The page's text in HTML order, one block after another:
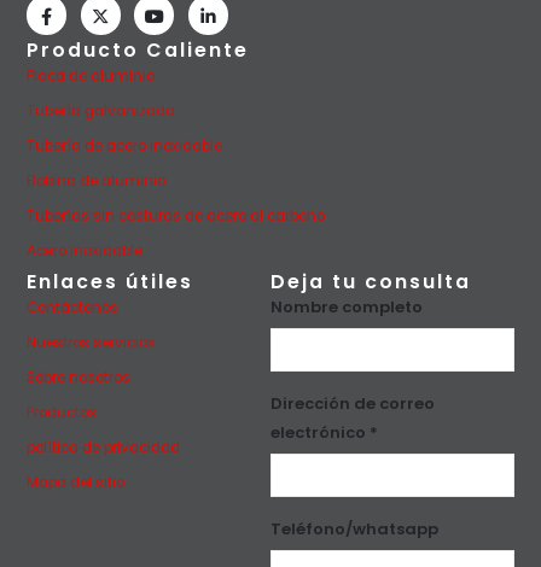
Producto Caliente
Placa de aluminio
Tubería galvanizada
Tubería de acero inoxidable
Bobina de aluminio
Tuberías sin costuras de acero al carbono
Acero inoxidable
Enlaces útiles
Contáctenos
Nuestros servicios
Sobre nosotros
Productos
política de privacidad
Mapa del sitio
Deja tu consulta
Nombre completo
Dirección de correo
electrónico *
Teléfono/whatsapp